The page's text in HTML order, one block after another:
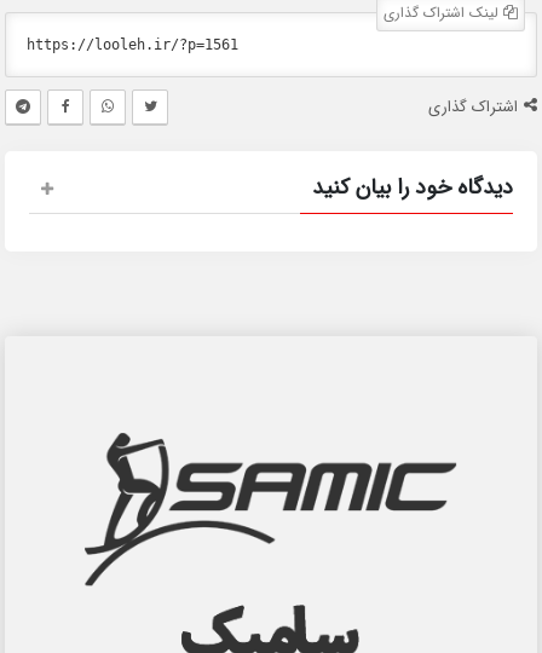
لینک اشتراک گذاری
اشتراک گذاری
دیدگاه خود را بیان کنید